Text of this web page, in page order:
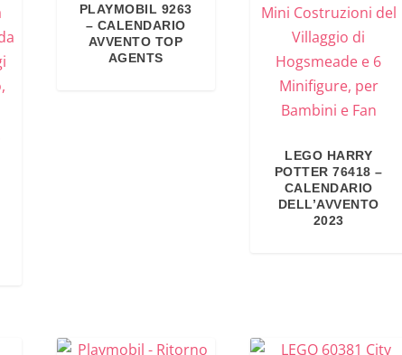
PLAYMOBIL 9263
– CALENDARIO
AVVENTO TOP
AGENTS
LEGO HARRY
POTTER 76418 –
CALENDARIO
DELL’AVVENTO
2023